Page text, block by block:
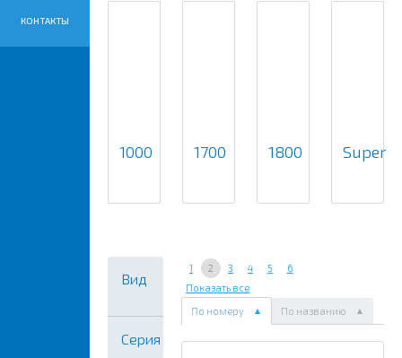
КОНТАКТЫ
1000 1700 1800 Super
Вид
Серия
1 2 3 4 5
6
Показать все
По номеру
По названию